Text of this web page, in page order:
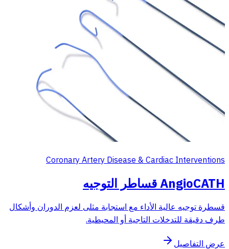
Coronary Artery Disease & Cardiac Interventions
AngioCATH قساطر التوجيه
قسطرة توجيه عالية الأداء مع استجابة مثلى لعزم الدوران وأشكال
طرف دقيقة للتدخلات التاجية أو المحيطية.
عرض التفاصيل